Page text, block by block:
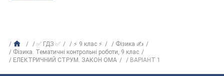
✅ ГДЗ ✅ ⚡ 9 клас ⚡
Фізика ✍
Фізика. Тематичні контрольні роботи, 9 клас
ЕЛЕКТРИЧНИЙ СТРУМ. ЗАКОН ОМА
ВАРIАНТ 1